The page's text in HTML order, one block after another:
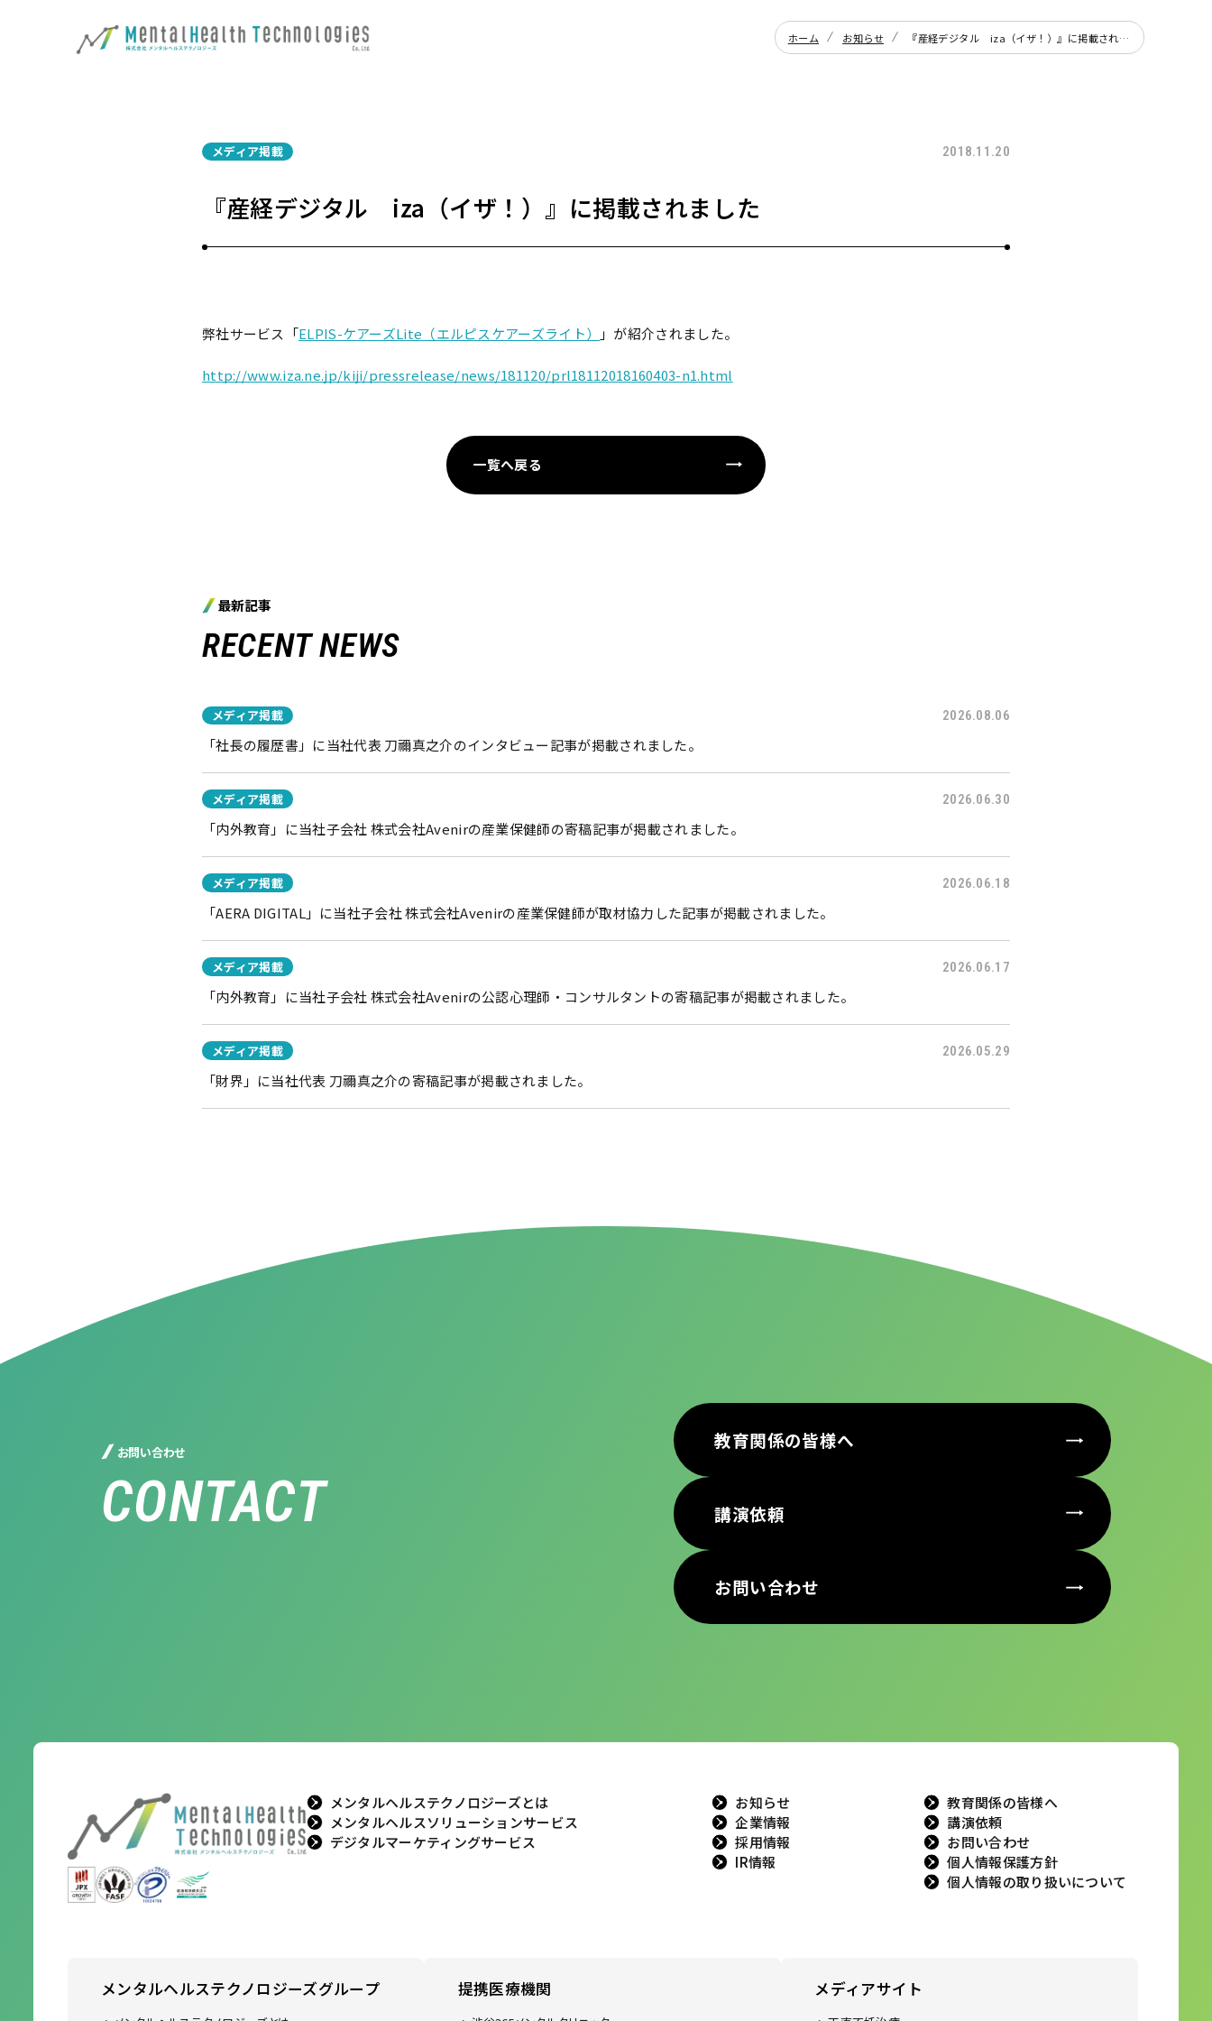
ホーム お知らせ 『産経デジタル iza（イザ！）』に掲載されました
メディア掲載 2018.11.20
『産経デジタル iza（イザ！）』に掲載されました
弊社サービス「ELPIS-ケアーズLite（エルピスケアーズライト） 」が紹介されました。
http://www.iza.ne.jp/kiji/pressrelease/news/181120/prl18112018160403-n1.html
一覧へ戻る
最新記事
RECENT NEWS
メディア掲載 2026.08.06
「社長の履歴書」に当社代表 刀禰真之介のインタビュー記事が掲載されました。
メディア掲載 2026.06.30
「内外教育」に当社子会社 株式会社Avenirの産業保健師の寄稿記事が掲載されました。
メディア掲載 2026.06.18
「AERA DIGITAL」に当社子会社 株式会社Avenirの産業保健師が取材協力した記事が掲載されました。
メディア掲載 2026.06.17
「内外教育」に当社子会社 株式会社Avenirの公認心理師・コンサルタントの寄稿記事が掲載されました。
メディア掲載 2026.05.29
「財界」に当社代表 刀禰真之介の寄稿記事が掲載されました。
お問い合わせ
CONTACT
教育関係の皆様へ
講演依頼
お問い合わせ
メンタルヘルステクノロジーズとは
メンタルヘルスソリューションサービス
デジタルマーケティングサービス
お知らせ
企業情報
採用情報
IR情報
教育関係の皆様へ
講演依頼
お問い合わせ
個人情報保護方針
個人情報の取り扱いについて
メンタルヘルステクノロジーズグループ 提携医療機関 メディアサイト